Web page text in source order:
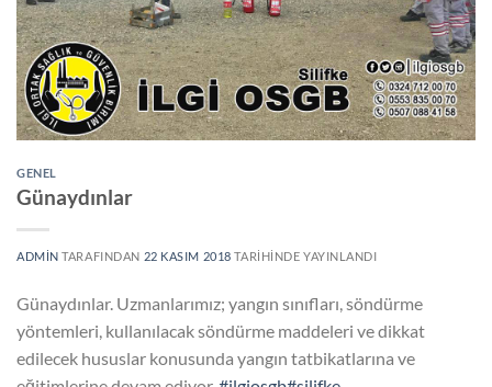
GENEL
Günaydınlar
ADMIN TARAFINDAN 22 KASIM 2018 TARIHINDE YAYINLANDI
Günaydınlar. Uzmanlarımız; yangın sınıfları, söndürme
yöntemleri, kullanılacak söndürme maddeleri ve dikkat
edilecek hususlar konusunda yangın tatbikatlarına ve